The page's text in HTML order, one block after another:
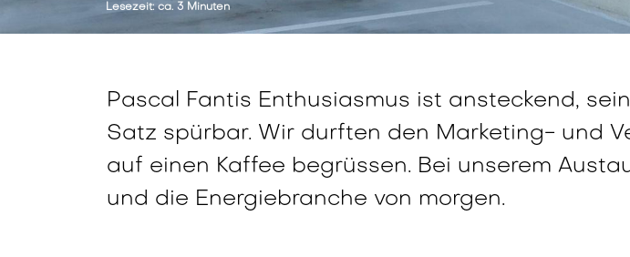
Lesezeit: ca. 3 Minuten
Pascal Fantis Enthusiasmus ist ansteckend,
Satz spürbar. Wir durften den Marketing- und
auf einen Kaffee begrüssen. Bei unserem
und die Energiebranche von morgen.